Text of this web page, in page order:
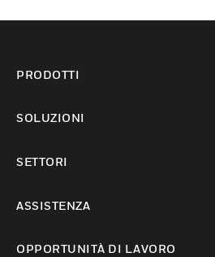
PRODOTTI
SOLUZIONI
SETTORI
ASSISTENZA
OPPORTUNITÀ DI LAVORO